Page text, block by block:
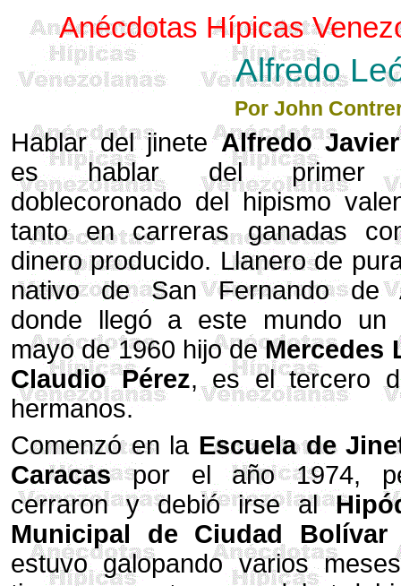
Anécdotas Hípicas
Alfredo
Por John
Hablar del jineteAlfredo
es hablar del primer
doblecoronado del hipismo
tanto en carreras ganadas
dinero producido. Llanero de
nativo de San Fernando de
donde llegó a este mundo un
mayo de 1960 hijo deMercedes
Claudio Pérez, es el tercero
hermanos.
Comenzó en la Escuela de
Caracaspor el año 1974,
cerraron y debió irse al
Municipal de Ciudad Bolívar
estuvo galopando varios